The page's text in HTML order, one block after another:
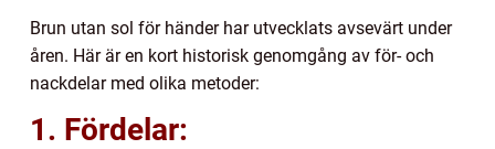
Brun utan sol för händer har utvecklats avsevärt under
åren. Här är en kort historisk genomgång av för- och
nackdelar med olika metoder:
1. Fördelar: